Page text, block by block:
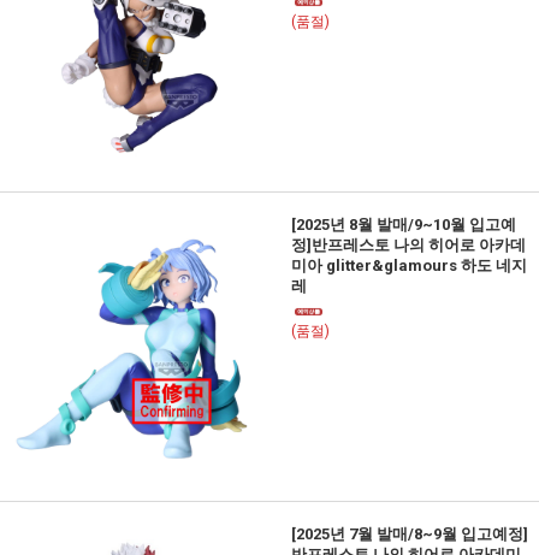
(품절)
[2025년 8월 발매/9~10월 입고예
정]반프레스토 나의 히어로 아카데
미아 glitter&glamours 하도 네지
레
(품절)
[2025년 7월 발매/8~9월 입고예정]